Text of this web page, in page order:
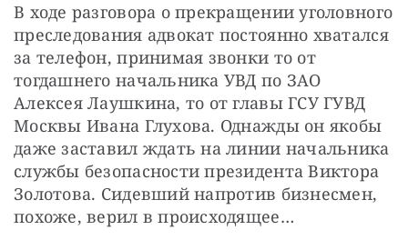
В ходе разговора о прекращении уголовного
преследования адвокат постоянно хватался
за телефон, принимая звонки то от
тогдашнего начальника УВД по ЗАО
Алексея Лаушкина, то от главы ГСУ ГУВД
Москвы Ивана Глухова. Однажды он якобы
даже заставил ждать на линии начальника
службы безопасности президента Виктора
Золотова. Сидевший напротив бизнесмен,
похоже, верил в происходящее…